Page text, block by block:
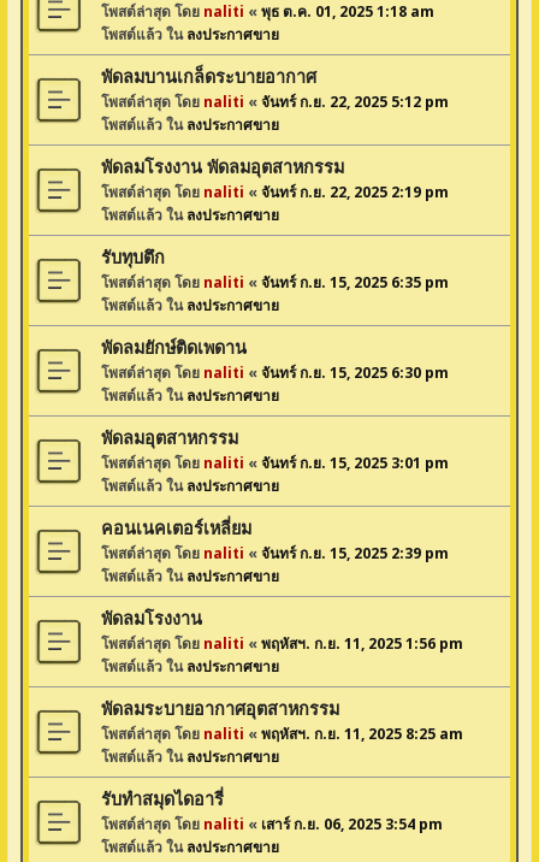
โพสต์ล่าสุด โดย naliti «พุธ ต.ค. 01, 2025 1:18 am
โพสต์แล้ว ในลงประกาศขาย
พัดลมบานเกล็ดระบายอากาศ
โพสต์ล่าสุด โดย naliti «จันทร์ ก.ย. 22, 2025 5:12 pm
โพสต์แล้ว ในลงประกาศขาย
พัดลมโรงงาน พัดลมอุตสาหกรรม
โพสต์ล่าสุด โดย naliti «จันทร์ ก.ย. 22, 2025 2:19 pm
โพสต์แล้ว ในลงประกาศขาย
รับทุบตึก
โพสต์ล่าสุด โดย naliti «จันทร์ ก.ย. 15, 2025 6:35 pm
โพสต์แล้ว ในลงประกาศขาย
พัดลมยักษ์ติดเพดาน
โพสต์ล่าสุด โดย naliti «จันทร์ ก.ย. 15, 2025 6:30 pm
โพสต์แล้ว ในลงประกาศขาย
พัดลมอุตสาหกรรม
โพสต์ล่าสุด โดย naliti «จันทร์ ก.ย. 15, 2025 3:01 pm
โพสต์แล้ว ในลงประกาศขาย
คอนเนคเตอร์เหลี่ยม
โพสต์ล่าสุด โดย naliti «จันทร์ ก.ย. 15, 2025 2:39 pm
โพสต์แล้ว ในลงประกาศขาย
พัดลมโรงงาน
โพสต์ล่าสุด โดย naliti «พฤหัสฯ. ก.ย. 11, 2025 1:56 pm
โพสต์แล้ว ในลงประกาศขาย
พัดลมระบายอากาศอุตสาหกรรม
โพสต์ล่าสุด โดย naliti «พฤหัสฯ. ก.ย. 11, 2025 8:25 am
โพสต์แล้ว ในลงประกาศขาย
รับทำสมุดไดอารี่
โพสต์ล่าสุด โดย naliti « เสาร์ ก.ย. 06, 2025 3:54 pm
โพสต์แล้ว ในลงประกาศขาย